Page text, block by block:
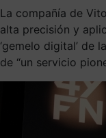
La compañía de
alta precisión y
‘gemelo digital’ de
de “un servicio